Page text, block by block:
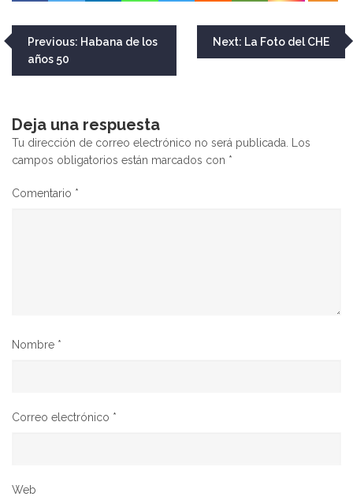
Navegación
de
Previous: Habana de los
años 50
Next: La Foto del CHE
Deja una respuesta
Tu dirección de correo electrónico no será publicada. Los
campos obligatorios están marcados con *
Comentario *
Nombre *
Correo electrónico *
Web